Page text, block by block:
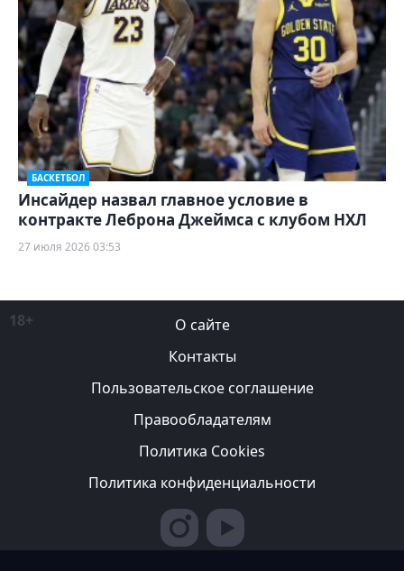
БАСКЕТБОЛ
Инсайдер назвал главное условие в
контракте Леброна Джеймса с клубом НХЛ
27 июля 2026 03:53
18+
О сайте
Контакты
Пользовательское соглашение
Правообладателям
Политика Cookies
Политика конфиденциальности